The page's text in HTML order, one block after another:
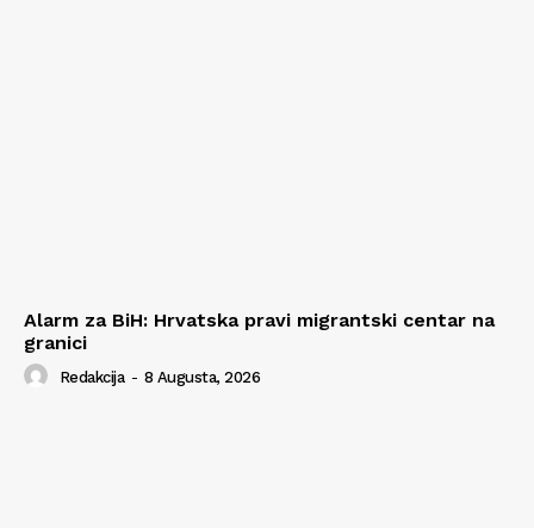
Alarm za BiH: Hrvatska pravi migrantski centar na
granici
Redakcija - 8 Augusta, 2026